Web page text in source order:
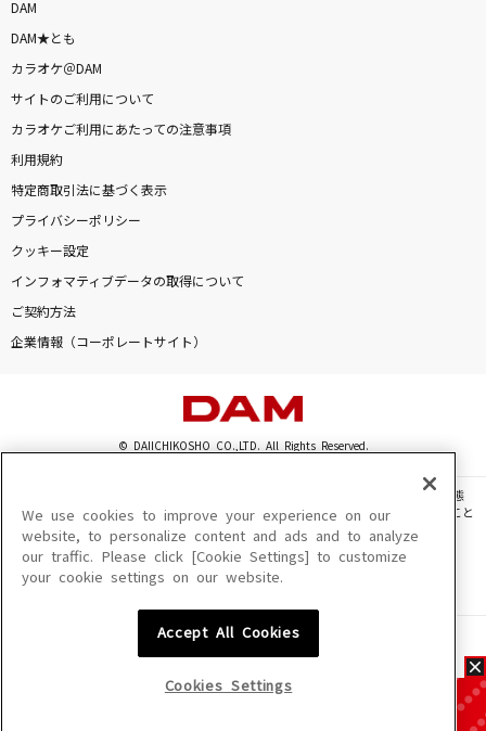
DAM
DAM★とも
カラオケ＠DAM
サイトのご利用について
カラオケご利用にあたっての注意事項
利用規約
特定商取引法に基づく表示
プライバシーポリシー
クッキー設定
インフォマティブデータの取得について
ご契約方法
企業情報（コーポレートサイト）
© DAIICHIKOSHO CO.,LTD. All Rights Reserved.
このサイトに掲載されている一切の文章・画像・写真・動画・音声等を、手段や形態
を問わず、著作権法の定める範囲を超えて無断で複製、転載、ファイル化などすること
を禁じます。
楽曲及びコンテンツは、機種によりご利用いただけない場合があります。
楽曲及びコンテンツの配信日、配信内容が変更になる場合があります。
We use cookies to improve your experience on our
website, to personalize content and ads and to analyze
our traffic. Please click [Cookie Settings] to customize
your cookie settings on our website.
Accept All Cookies
Cookies Settings